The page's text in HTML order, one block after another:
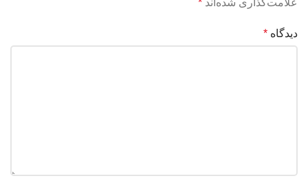
علامت‌گذاری شده‌اند *
دیدگاه *